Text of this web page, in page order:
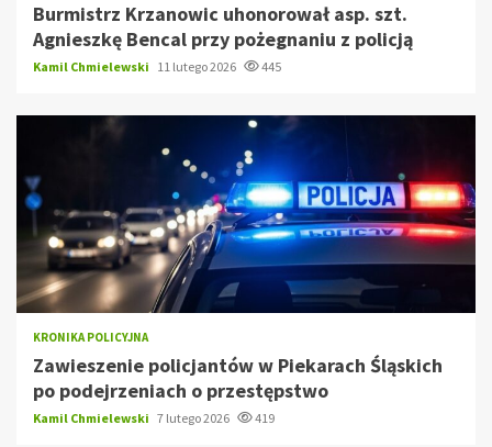
Burmistrz Krzanowic uhonorował asp. szt.
Agnieszkę Bencal przy pożegnaniu z policją
Kamil Chmielewski 11 lutego 2026 445
KRONIKA POLICYJNA
Zawieszenie policjantów w Piekarach Śląskich
po podejrzeniach o przestępstwo
Kamil Chmielewski 7 lutego 2026 419